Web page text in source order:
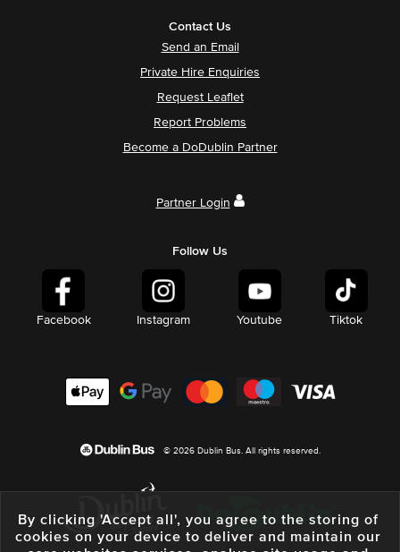
Contact Us
Send an Email
Private Hire Enquiries
Request Leaflet
Report Problems
Become a DoDublin Partner
Partner Login
Follow Us
Facebook Instagram Youtube Tiktok
© 2026 Dublin Bus. All rights reserved.
By clicking 'Accept all', you agree to the storing of
cookies on your device to deliver and maintain our